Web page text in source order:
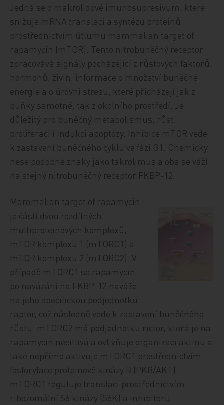
Jedná se o makrolidové imunosupresivum, které
snižuje mRNA translaci a syntézu proteinů
prostřednictvím útlumu mammalian target of
rapamycin (mTOR). Tento nitrobuněčný receptor
zpracovává signály pocházející z růstových faktorů,
hormonů, živin, informace o množství buněčné
energie a o úrovni stresu, které přicházejí jak z
buňky samotné, tak z okolního prostředí. Je
důležitý pro buněčný metabolismus, růst,
proliferaci i indukci apoptózy. Inhibice mTOR vede
k zastavení buněčného cyklu ve fázi G1. Chemicky
nese podobné znaky jako takrolimus a oba se váží
na stejný nitrobuněčný receptor FKBP-12.
Mammalian target of rapamycin
je částí dvou rozdílných
multiproteinových komplexů,
mTOR komplexu 1 (mTORC1) a
mTOR komplexu 2 (mTORC2). V
případě mTORC1 se rapamycin
po navázání na FKBP-12 naváže
na jeho specifickou podjednotku
raptor, což následně vede k zastavení buněčného
růstu. mTORC2 má podjednotku rictor, která je na
rapamycin necitlivá a ovlivňuje organizaci aktinu a
také nepřímo aktivuje mTORC1 prostřednictvím
fosforylace proteinové kinázy B (PKB/AKT).
mTORC1 reguluje translaci prostřednictvím
ribozomální S6 kinázy (S6K) a inhibitoru